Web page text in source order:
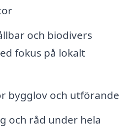
och biodivers
fokus på lokalt
bygglov och utförande
och råd under hela